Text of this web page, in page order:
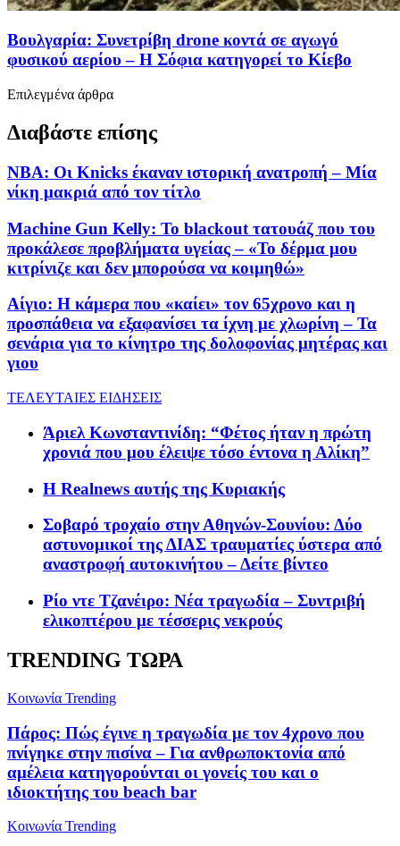
Βουλγαρία: Συνετρίβη drone κοντά σε αγωγό
φυσικού αερίου – Η Σόφια κατηγορεί το Κίεβο
Επιλεγμένα άρθρα
Διαβάστε επίσης
NBA: Οι Knicks έκαναν ιστορική ανατροπή – Μία
νίκη μακριά από τον τίτλο
Machine Gun Kelly: Το blackout τατουάζ που του
προκάλεσε προβλήματα υγείας – «Το δέρμα μου
κιτρίνιζε και δεν μπορούσα να κοιμηθώ»
Αίγιο: Η κάμερα που «καίει» τον 65χρονο και η
προσπάθεια να εξαφανίσει τα ίχνη με χλωρίνη – Τα
σενάρια για το κίνητρο της δολοφονίας μητέρας και
γιου
ΤΕΛΕΥΤΑΙΕΣ ΕΙΔΗΣΕΙΣ
Άριελ Κωνσταντινίδη: “Φέτος ήταν η πρώτη
χρονιά που μου έλειψε τόσο έντονα η Αλίκη”
Η Realnews αυτής της Κυριακής
Σοβαρό τροχαίο στην Αθηνών-Σουνίου: Δύο
αστυνομικοί της ΔΙΑΣ τραυματίες ύστερα από
αναστροφή αυτοκινήτου – Δείτε βίντεο
Ρίο ντε Τζανέιρο: Νέα τραγωδία – Συντριβή
ελικοπτέρου με τέσσερις νεκρούς
TRENDING ΤΩΡΑ
Κοινωνία Trending
Πάρος: Πώς έγινε η τραγωδία με τον 4χρονο που
πνίγηκε στην πισίνα – Για ανθρωποκτονία από
αμέλεια κατηγορούνται οι γονείς του και ο
ιδιοκτήτης του beach bar
Κοινωνία Trending